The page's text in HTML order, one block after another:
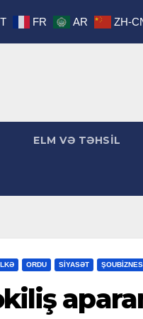
ELM VƏ TƏHSİL
ORDU SİYASƏT ŞOUBİZNES
FR AR ZH-